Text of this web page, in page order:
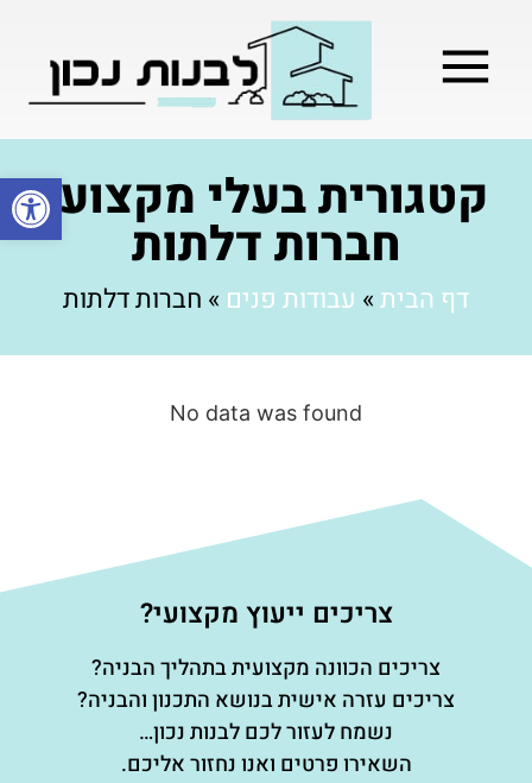
פתחקטגורית בעלי מקצוע:
חברות דלתות
דף הבית» עבודות פנים » חברות דלתות
No data was found
צריכים ייעוץ מקצועי?
צריכים הכוונה מקצועית בתהליך הבניה?
צריכים עזרה אישית בנושא התכנון והבניה?
נשמח לעזור לכם לבנות נכון…
השאירו פרטים ואנו נחזור אליכם.